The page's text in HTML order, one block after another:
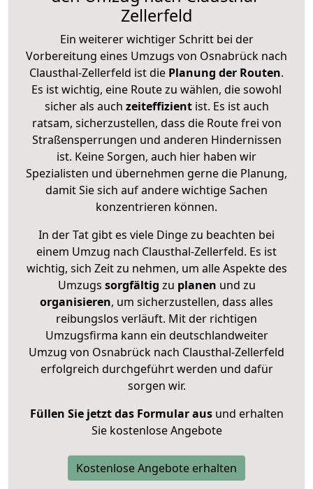
Zellerfeld
Ein weiterer wichtiger Schritt bei der
Vorbereitung eines Umzugs von Osnabrück nach
Clausthal-Zellerfeld ist die Planung der Routen.
Es ist wichtig, eine Route zu wählen, die sowohl
sicher als auch zeiteffizientist. Es ist auch
ratsam, sicherzustellen, dass die Route frei von
Straßensperrungen und anderen Hindernissen
ist. Keine Sorgen, auch hier haben wir
Spezialisten und übernehmen gerne die Planung,
damit Sie sich auf andere wichtige Sachen
konzentrieren können.
In der Tat gibt es viele Dinge zu beachten bei
einem Umzug nach Clausthal-Zellerfeld. Es ist
wichtig, sich Zeit zu nehmen, um alle Aspekte des
Umzugs sorgfältig zu planen und zu
organisieren, um sicherzustellen, dass alles
reibungslos verläuft. Mit der richtigen
Umzugsfirma kann ein deutschlandweiter
Umzug von Osnabrück nach Clausthal-Zellerfeld
erfolgreich durchgeführt werden und dafür
sorgen wir.
Füllen Sie jetzt das Formular ausund erhalten
Sie kostenlose Angebote
Kostenlose Angebote erhalten